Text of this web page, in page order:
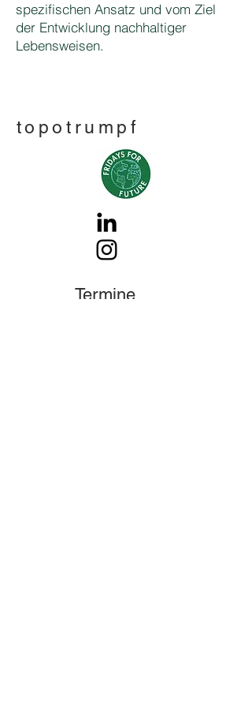
spezifischen Ansatz und vom Ziel
der Entwicklung nachhaltiger
Lebensweisen.
topotrumpf
Termine